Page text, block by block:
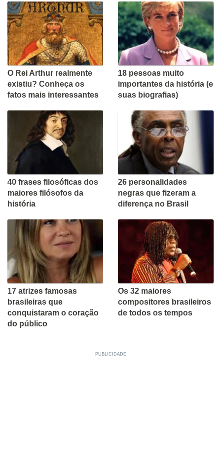
O Rei Arthur realmente
existiu? Conheça os
fatos mais interessantes
18 pessoas muito
importantes da história (e
suas biografias)
40 frases filosóficas dos
maiores filósofos da
história
26 personalidades
negras que fizeram a
diferença no Brasil
17 atrizes famosas
brasileiras que
conquistaram o coração
do público
Os 32 maiores
compositores brasileiros
de todos os tempos